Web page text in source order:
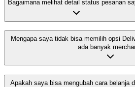
Bagaimana melihat detail status pesanan
Mengapa saya tidak bisa memilih opsi
ada banyak
Apakah saya bisa mengubah cara belanja